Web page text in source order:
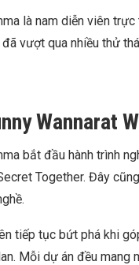
là nam diễn viên
vượt qua nhiều thử
Wannarat
bắt đầu hành trình
Together. Đây
tiếp tục bứt phá khi
Mỗi dự án đều mang